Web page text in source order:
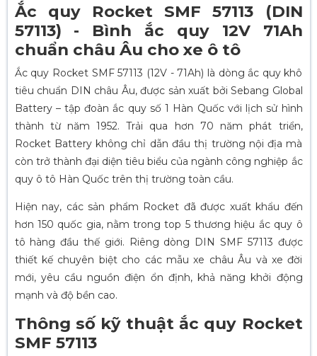
Ắc quy Rocket SMF 57113 (DIN
57113) - Bình ắc quy 12V 71Ah
chuẩn châu Âu cho xe ô tô
Ắc quy Rocket SMF 57113 (12V - 71Ah) là dòng ắc quy khô
tiêu chuẩn DIN châu Âu, được sản xuất bởi Sebang Global
Battery – tập đoàn ắc quy số 1 Hàn Quốc với lịch sử hình
thành từ năm 1952. Trải qua hơn 70 năm phát triển,
Rocket Battery không chỉ dẫn đầu thị trường nội địa mà
còn trở thành đại diện tiêu biểu của ngành công nghiệp ắc
quy ô tô Hàn Quốc trên thị trường toàn cầu.
Hiện nay, các sản phẩm Rocket đã được xuất khẩu đến
hơn 150 quốc gia, nằm trong top 5 thương hiệu ắc quy ô
tô hàng đầu thế giới. Riêng dòng DIN SMF 57113 được
thiết kế chuyên biệt cho các mẫu xe châu Âu và xe đời
mới, yêu cầu nguồn điện ổn định, khả năng khởi động
mạnh và độ bền cao.
Thông số kỹ thuật ắc quy Rocket
SMF 57113